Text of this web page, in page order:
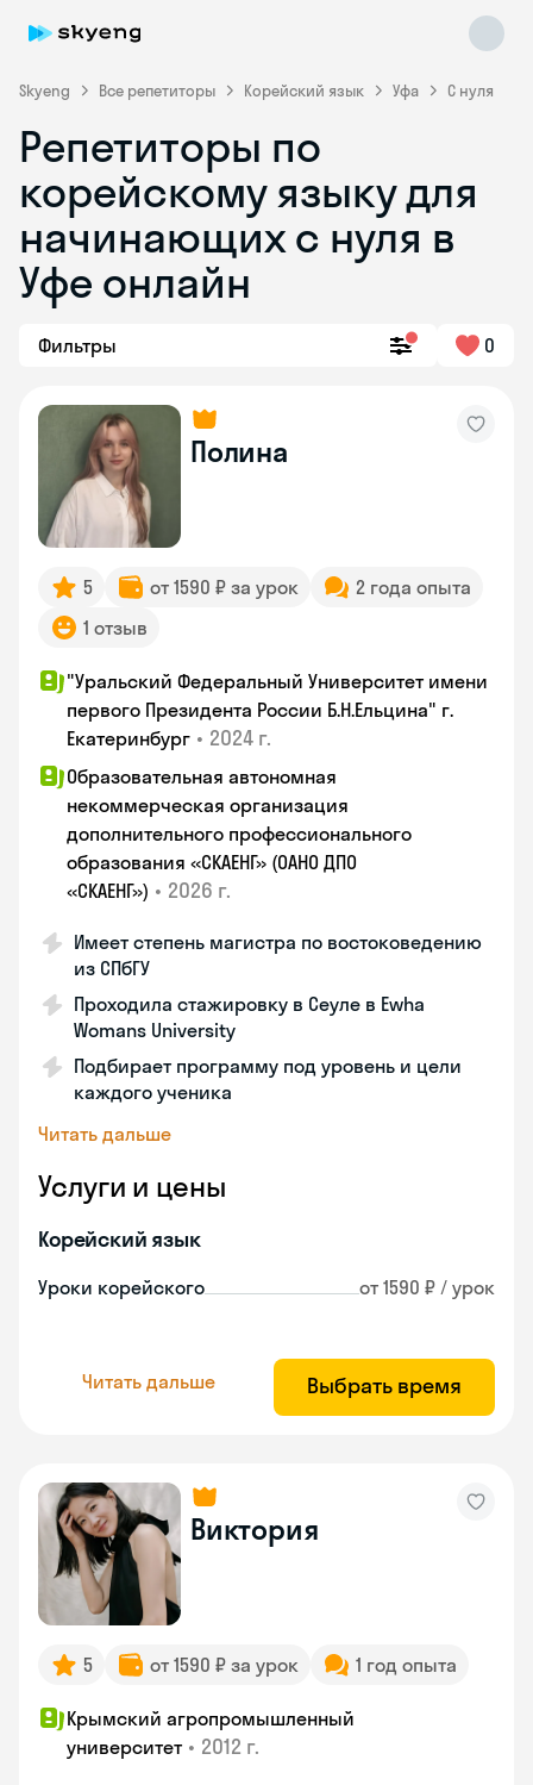
Skyeng Все репетиторы Корейский язык Уфа С нуля
Репетиторы по
корейскому языку для
начинающих с нуля в
Уфе онлайн
Фильтры 0
Полина
5 от 1590 ₽ за урок
2 года опыта
1 отзыв
"Уральский Федеральный Университет имени
первого Президента России Б.Н.Ельцина" г.
Екатеринбург • 2024 г.
Образовательная автономная
некоммерческая организация
дополнительного профессионального
образования «СКАЕНГ» (ОАНО ДПО
«СКАЕНГ») • 2026 г.
Имеет степень магистра по востоковедению
из СПбГУ
Проходила стажировку в Сеуле в Ewha
Womans University
Подбирает программу под уровень и цели
каждого ученика
Читать дальше
Услуги и цены
Корейский язык
Уроки корейского от 1590 ₽ / урок
Читать дальше Выбрать время
Виктория
5 от 1590 ₽ за урок 1 год опыта
Крымский агропромышленный
университет • 2012 г.
Skyeng Chat